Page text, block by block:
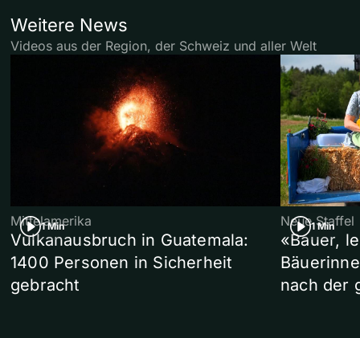
Weitere News
Videos aus der Region, der Schweiz und aller Welt
1 Min
Mittelamerika
Vulkanausbruch in Guatemala:
1400 Personen in Sicherheit
gebracht
1 Min
Neue Staffel
«Bauer,
nach der